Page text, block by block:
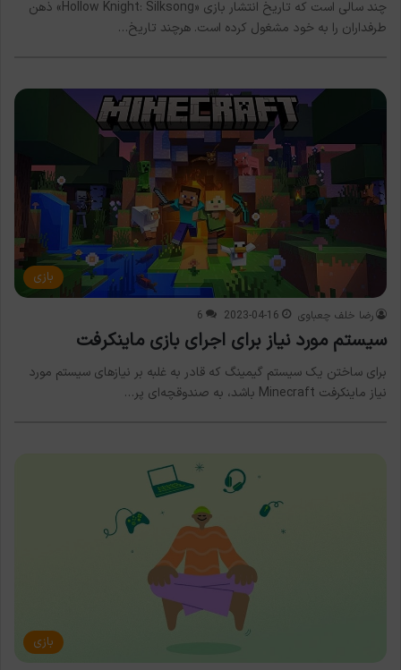
چند سالی است که تاریخ انتشار بازی «Hollow Knight: Silksong» ذهن
طرفداران را به خود مشغول کرده است. هرچند تاریخ…
بازی
رضا خلف چعباوی 2023-04-16
6
سیستم مورد نیاز برای اجرای بازی ماینکرفت
برای ساختن یک سیستم گیمینگ که قادر به غلبه بر نیازهای سیستم مورد
نیاز ماینکرفت Minecraft باشد، به صندوقچه‌ای پر…
بازی